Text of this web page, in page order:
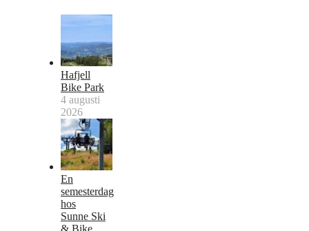
Hafjell
Bike Park
4 augusti
2026
En
semesterdag
hos
Sunne Ski
& Bike